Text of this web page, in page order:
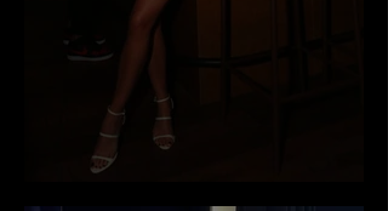
Clarissa x Dafiti